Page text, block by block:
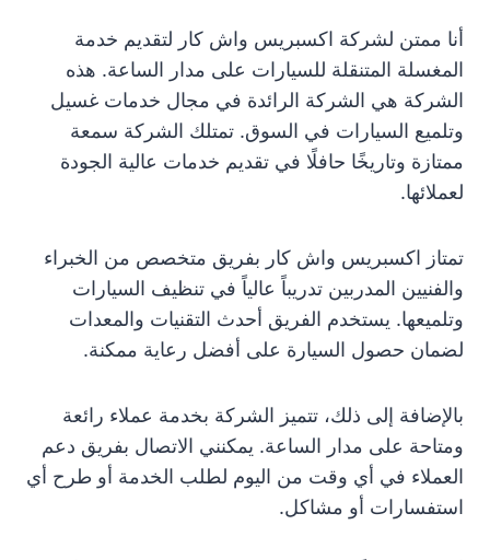
أنا ممتن لشركة اكسبريس واش كار لتقديم خدمة
المغسلة المتنقلة للسيارات على مدار الساعة. هذه
الشركة هي الشركة الرائدة في مجال خدمات غسيل
وتلميع السيارات في السوق. تمتلك الشركة سمعة
ممتازة وتاريخًا حافلًا في تقديم خدمات عالية الجودة
لعملائها.
تمتاز اكسبريس واش كار بفريق متخصص من الخبراء
والفنيين المدربين تدريباً عالياً في تنظيف السيارات
وتلميعها. يستخدم الفريق أحدث التقنيات والمعدات
لضمان حصول السيارة على أفضل رعاية ممكنة.
بالإضافة إلى ذلك، تتميز الشركة بخدمة عملاء رائعة
ومتاحة على مدار الساعة. يمكنني الاتصال بفريق دعم
العملاء في أي وقت من اليوم لطلب الخدمة أو طرح أي
استفسارات أو مشاكل.